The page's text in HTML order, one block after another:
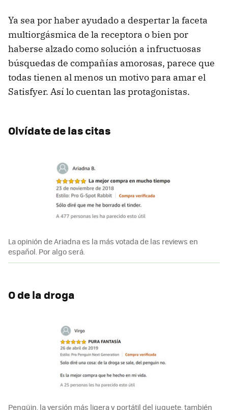
Ya sea por haber ayudado a despertar la faceta
multiorgásmica de la receptora o bien por
haberse alzado como solución a infructuosas
búsquedas de compañías amorosas, parece que
todas tienen al menos un motivo para amar el
Satisfyer. Así lo cuentan las protagonistas.
Olvídate de las citas
La opinión de Ariadna es la más votada de las reviews en
español. Por algo será.
O de la droga
Pengüin, la versión más ligera y portátil del juguete, también